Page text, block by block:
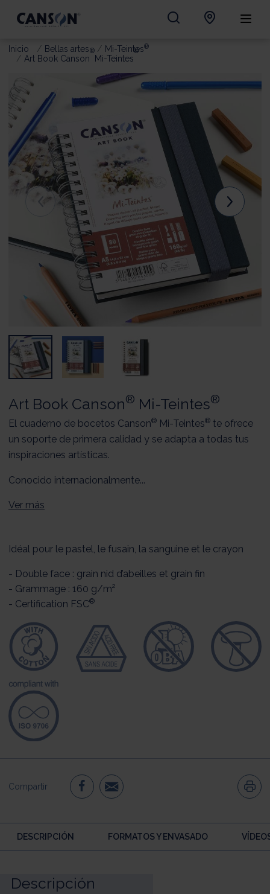
Inicio Bellas artes Mi-Teintes®
Art Book Canson
®
Mi-Teintes
®
Art Book Canson® Mi-Teintes®
El cuaderno de bocetos Canson® Mi-Teintes® te ofrece
un soporte de primera calidad y se adapta a todas tus
inspiraciones artísticas.
Conocido internacionalmente...
Ver más
Idéal pour le pastel, le fusain, la sanguine et le crayon
- Double face : grain nid d’abeilles et grain fin
- Grammage : 160 g/m²
- Certification FSC®
Compartir
DESCRIPCIÓN FORMATOS Y ENVASADO
Descripción